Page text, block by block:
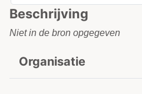
Beschrijving
Niet in de bron opgegeven
Organisatie